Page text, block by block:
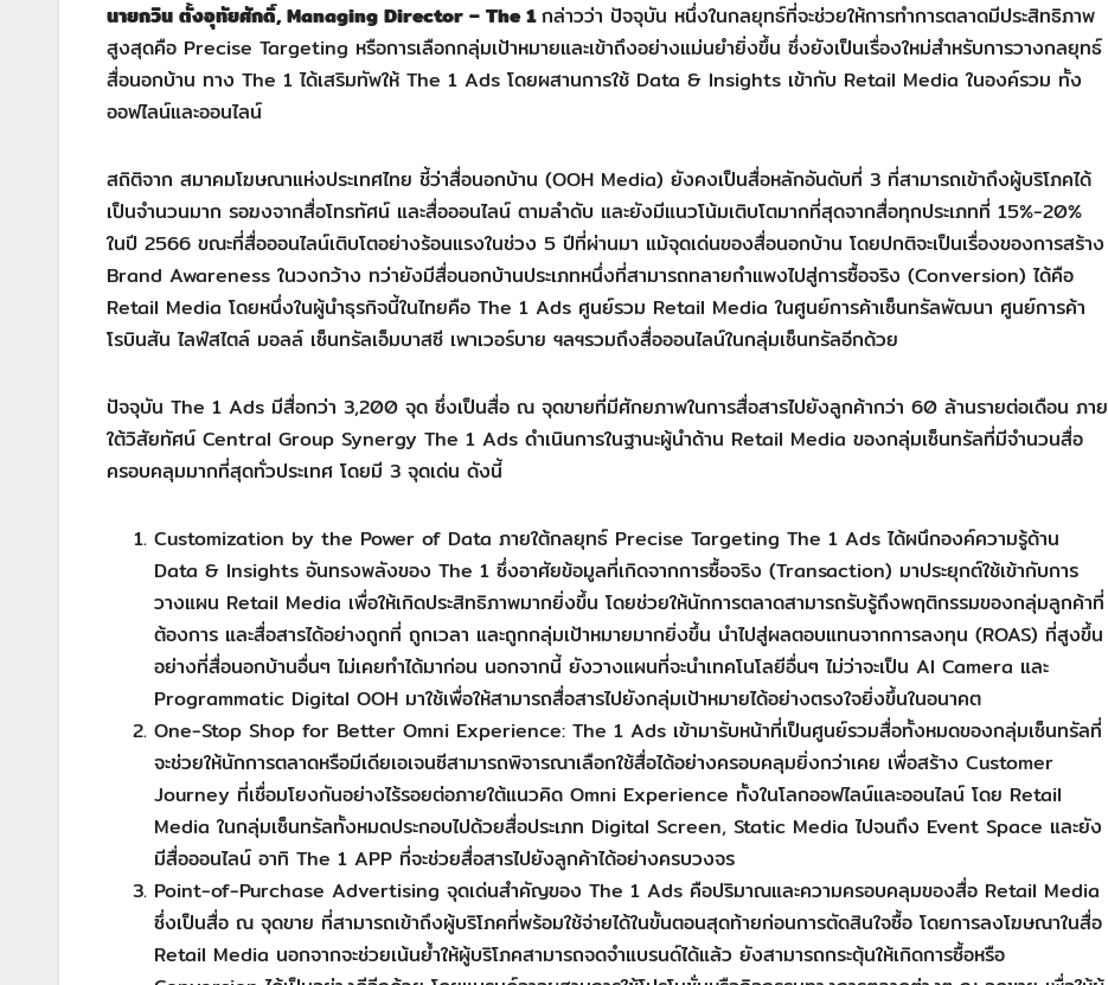
นายกวิน ตั้งอุทัยศักดิ์, Managing Director – The 1กล่าวว่า ปัจจุบัน หนึ่งในกลยุทธ์ที่จะช่วยให้การทำการตลาดมีประสิทธิภาพ
สูงสุดคือ Precise Targeting หรือการเลือกกลุ่มเป้าหมายและเข้าถึงอย่างแม่นยำยิ่งขึ้น ซึ่งยังเป็นเรื่องใหม่สำหรับการวางกลยุทธ์
สื่อนอกบ้าน ทาง The 1 ได้เสริมทัพให้ The 1 Ads โดยผสานการใช้ Data & Insights เข้ากับ Retail Media ในองค์รวม ทั้ง
ออฟไลน์และออนไลน์
สถิติจาก สมาคมโฆษณาแห่งประเทศไทย ชี้ว่าสื่อนอกบ้าน (OOH Media) ยังคงเป็นสื่อหลักอันดับที่ 3 ที่สามารถเข้าถึงผู้บริโภคได้
เป็นจำนวนมาก รอฆงจากสื่อโทรทัศน์ และสื่อออนไลน์ ตามลำดับ และยังมีแนวโน้มเติบโตมากที่สุดจากสื่อทุกประเภทที่ 15%-20%
ในปี 2566 ขณะที่สื่อออนไลน์เติบโตอย่างร้อนแรงในช่วง 5 ปีที่ผ่านมา แม้จุดเด่นของสื่อนอกบ้าน โดยปกติจะเป็นเรื่องของการสร้าง
Brand Awareness ในวงกว้าง ทว่ายังมีสื่อนอกบ้านประเภทหนึ่งที่สามารถทลายกำแพงไปสู่การซื้อจริง (Conversion) ได้คือ
Retail Media โดยหนึ่งในผู้นำธุรกิจนี้ในไทยคือ The 1 Ads ศูนย์รวม Retail Media ในศูนย์การค้าเซ็นทรัลพัฒนา ศูนย์การค้า
โรบินสัน ไลฟ์สไตล์ มอลล์ เซ็นทรัลเอ็มบาสซี เพาเวอร์บาย ฯลฯรวมถึงสื่อออนไลน์ในกลุ่มเซ็นทรัลอีกด้วย
ปัจจุบัน The 1 Ads มีสื่อกว่า 3,200 จุด ซึ่งเป็นสื่อ ณ จุดขายที่มีศักยภาพในการสื่อสารไปยังลูกค้ากว่า 60 ล้านรายต่อเดือน ภาย
ใต้วิสัยทัศน์ Central Group Synergy The 1 Ads ดำเนินการในฐานะผู้นำด้าน Retail Media ของกลุ่มเซ็นทรัลที่มีจำนวนสื่อ
ครอบคลุมมากที่สุดทั่วประเทศ โดยมี 3 จุดเด่น ดังนี้
Customization by the Power of Data ภายใต้กลยุทธ์ Precise Targeting The 1 Ads ได้ผนึกองค์ความรู้ด้าน
Data & Insights อันทรงพลังของ The 1 ซึ่งอาศัยข้อมูลที่เกิดจากการซื้อจริง (Transaction) มาประยุกต์ใช้เข้ากับการ
วางแผน Retail Media เพื่อให้เกิดประสิทธิภาพมากยิ่งขึ้น โดยช่วยให้นักการตลาดสามารถรับรู้ถึงพฤติกรรมของกลุ่มลูกค้าที่
ต้องการ และสื่อสารได้อย่างถูกที่ ถูกเวลา และถูกกลุ่มเป้าหมายมากยิ่งขึ้น นำไปสู่ผลตอบแทนจากการลงทุน (ROAS) ที่สูงขึ้น
อย่างที่สื่อนอกบ้านอื่นๆ ไม่เคยทำได้มาก่อน นอกจากนี้ ยังวางแผนที่จะนำเทคโนโลยีอื่นๆ ไม่ว่าจะเป็น AI Camera และ
Programmatic Digital OOH มาใช้เพื่อให้สามารถสื่อสารไปยังกลุ่มเป้าหมายได้อย่างตรงใจยิ่งขึ้นในอนาคต
One-Stop Shop for Better Omni Experience: The 1 Ads เข้ามารับหน้าที่เป็นศูนย์รวมสื่อทั้งหมดของกลุ่มเซ็นทรัลที่
จะช่วยให้นักการตลาดหรือมีเดียเอเจนซีสามารถพิจารณาเลือกใช้สื่อได้อย่างครอบคลุมยิ่งกว่าเคย เพื่อสร้าง Customer
Journey ที่เชื่อมโยงกันอย่างไร้รอยต่อภายใต้แนวคิด Omni Experience ทั้งในโลกออฟไลน์และออนไลน์ โดย Retail
Media ในกลุ่มเซ็นทรัลทั้งหมดประกอบไปด้วยสื่อประเภท Digital Screen, Static Media ไปจนถึง Event Space และยัง
มีสื่อออนไลน์ อาทิ The 1 APP ที่จะช่วยสื่อสารไปยังลูกค้าได้อย่างครบวงจร
Point-of-Purchase Advertising จุดเด่นสำคัญของ The 1 Ads คือปริมาณและความครอบคลุมของสื่อ Retail Media
ซึ่งเป็นสื่อ ณ จุดขาย ที่สามารถเข้าถึงผู้บริโภคที่พร้อมใช้จ่ายได้ในขั้นตอนสุดท้ายก่อนการตัดสินใจซื้อ โดยการลงโฆษณาในสื่อ
Retail Media นอกจากจะช่วยเน้นย้ำให้ผู้บริโภคสามารถจดจำแบรนด์ได้แล้ว ยังสามารถกระตุ้นให้เกิดการซื้อหรือ